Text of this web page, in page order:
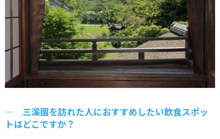
― 三溪園を訪れた人におすすめしたい飲食スポッ
トはどこですか？